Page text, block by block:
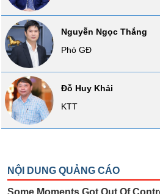
Nguyễn Ngọc Thắng
Phó GĐ
Đỗ Huy Khải
KTT
TIỆN
ÍCH
BẤT
ĐỘNG
SẢN
khoán
(-)